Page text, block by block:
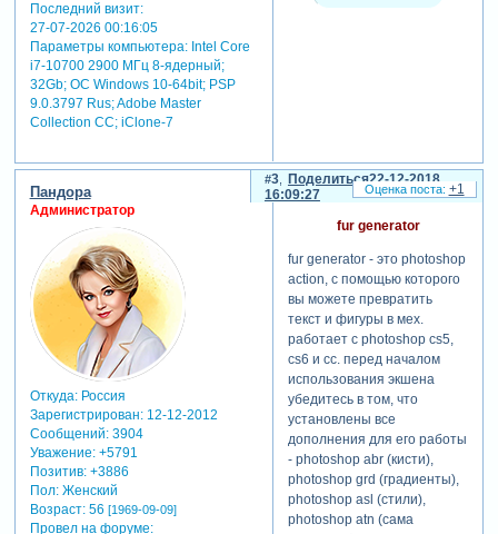
для просмотра
[/hide]
скрытый
текст:
для просмотра
скрытого текста
-
Зарегистрируйтесь,
чтобы увидеть
ссылкиили
зарегистрируйтесь
Последний визит:
27-07-2026 00:16:05
Параметры компьютера:Intel Core
i7-10700 2900 МГц 8-ядерный;
32Gb; ОС Windows 10-64bit; PSP
9.0.3797 Rus; Adobe Master
Collection СС; iClone-7
Поделиться
3
22-12-2018
16:09:27
Пандора
Администратор
Откуда:Россия
Зарегистрирован: 12-12-2012
Сообщений:3904
Уважение: +5791
Позитив: +3886
Пол:Женский
Возраст:56 [1969-09-09]
Провел на форуме:
fur generator
fur generator - это photoshop
action, с помощью которого
вы можете превратить
текст и фигуры в мех.
работает с photoshop cs5,
cs6 и cc. перед началом
использования экшена
убедитесь в том, что
установлены все
дополнения для его работы
- photoshop abr (кисти),
photoshop grd (градиенты),
photoshop asl (стили),
photoshop atn (сама
+1